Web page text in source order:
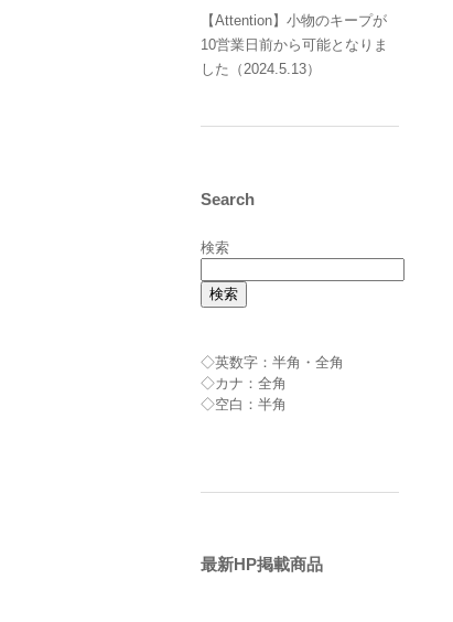
【Attention】小物のキープが
10営業日前から可能となりま
した（2024.5.13）
Search
検索
検索
◇英数字：半角・全角
◇カナ：全角
◇空白：半角
最新HP掲載商品